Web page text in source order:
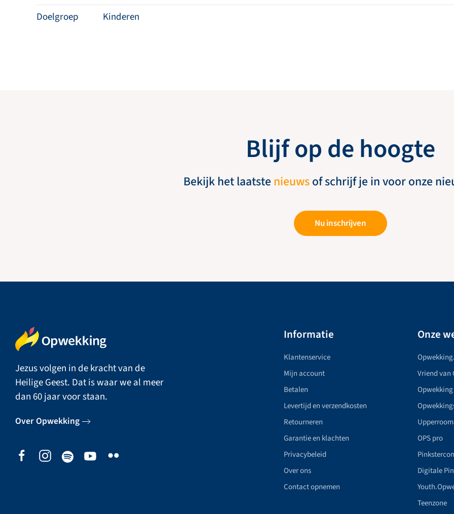
Doelgroep
Kinderen
Blijf op de hoogte
Bekijk het laatste nieuwsof schrijf je in voor onze
Nu inschrijven
Jezus volgen in de kracht van de
Heilige Geest. Dat is waar we al meer
dan 60 jaar voor staan.
Over Opwekking
Informatie
Klantenservice
Mijn account
Betalen
Levertijd en verzendkosten
Retourneren
Garantie en klachten
Privacybeleid
Over ons
Contact opnemen
Onze
Vriend van
Upperroom
OPS pro
Digitale
Teenzone